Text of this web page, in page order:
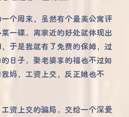
个周末，虽然有个最美公寓评
一碟。离家近的好处就体现出
于是我就有了免费的保姆，过
日子。娶老婆享的福也不过如
妈，工资上交，反正她也不
资上交的骗局。交给一个深爱